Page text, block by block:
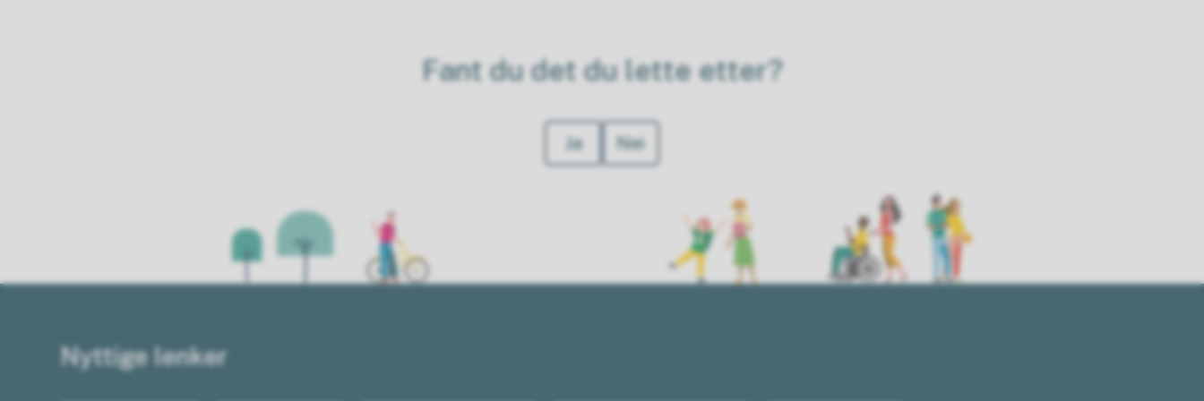
Fant du det du lette etter?
Ja Nei
Nyttige lenker